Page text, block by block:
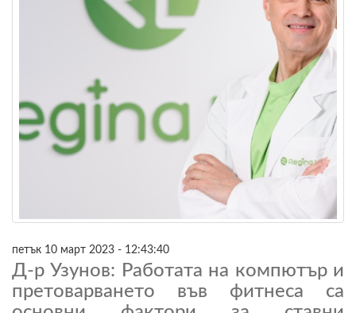
петък 10 март 2023 - 12:43:40
Д-р Узунов: Работата на компютър и
претоварването във фитнеса са